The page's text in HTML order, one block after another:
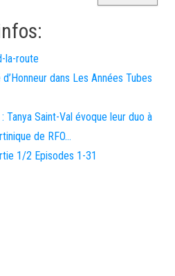
la-route
dans Les Années Tubes
Tanya Saint-Val évoque leur duo à
de RFO…
1/2 Episodes 1-31